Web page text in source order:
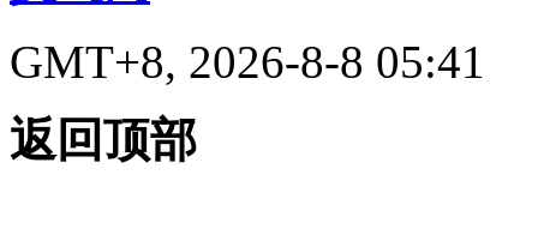
GMT+8, 2026-8-8 05:41
返回顶部